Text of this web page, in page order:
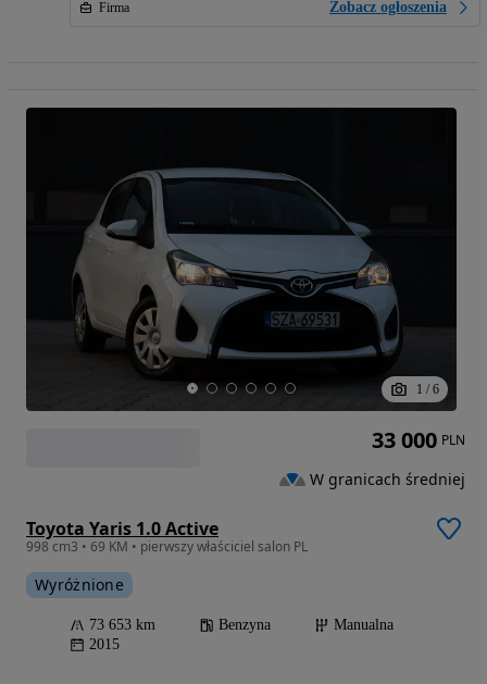
Firma Zobacz ogłoszenia
1 / 6
Toyota Yaris 1.0 Active
998 cm3 • 69 KM • pierwszy właściciel salon PL
Wyróżnione
73 653 km Benzyna
Manualna
2015
33 000 PLN
W granicach średniej